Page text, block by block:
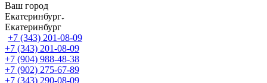
Ваш город
Екатеринбург
Екатеринбург
+7 (343) 201-08-09
+7 (343) 201-08-09
+7 (904) 988-48-38
+7 (902) 275-67-89
+7 (343) 290-08-09